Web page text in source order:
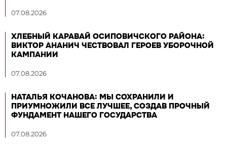
07.08.2026
ХЛЕБНЫЙ КАРАВАЙ ОСИПОВИЧСКОГО РАЙОНА:
ВИКТОР АНАНИЧ ЧЕСТВОВАЛ ГЕРОЕВ УБОРОЧНОЙ
КАМПАНИИ
07.08.2026
НАТАЛЬЯ КОЧАНОВА: МЫ СОХРАНИЛИ И
ПРИУМНОЖИЛИ ВСЕ ЛУЧШЕЕ, СОЗДАВ ПРОЧНЫЙ
ФУНДАМЕНТ НАШЕГО ГОСУДАРСТВА
07.08.2026